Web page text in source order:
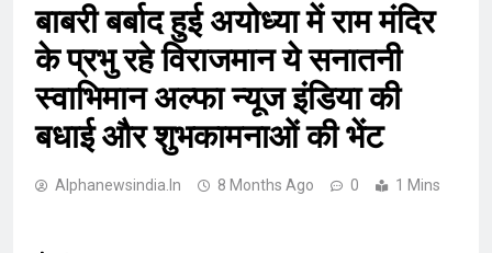
बाबरी बर्बाद हुई अयोध्या में राम मंदिर
के प्रभु रहे विराजमान ये सनातनी
स्वाभिमान अल्फा न्यूज इंडिया की
बधाई और शुभकामनाओं की भेंट
Alphanewsindia.in 8 Months Ago 0 1 Mins